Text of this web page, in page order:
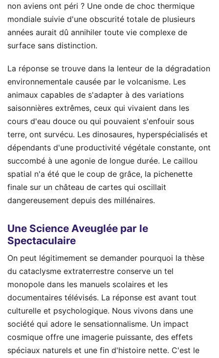
non aviens ont péri ? Une onde de choc thermique
mondiale suivie d'une obscurité totale de plusieurs
années aurait dû annihiler toute vie complexe de
surface sans distinction.
La réponse se trouve dans la lenteur de la dégradation
environnementale causée par le volcanisme. Les
animaux capables de s'adapter à des variations
saisonnières extrêmes, ceux qui vivaient dans les
cours d'eau douce ou qui pouvaient s'enfouir sous
terre, ont survécu. Les dinosaures, hyperspécialisés et
dépendants d'une productivité végétale constante, ont
succombé à une agonie de longue durée. Le caillou
spatial n'a été que le coup de grâce, la pichenette
finale sur un château de cartes qui oscillait
dangereusement depuis des millénaires.
Une Science Aveuglée par le
Spectaculaire
On peut légitimement se demander pourquoi la thèse
du cataclysme extraterrestre conserve un tel
monopole dans les manuels scolaires et les
documentaires télévisés. La réponse est avant tout
culturelle et psychologique. Nous vivons dans une
société qui adore le sensationnalisme. Un impact
cosmique offre une imagerie puissante, des effets
spéciaux naturels et une fin d'histoire nette. C'est le